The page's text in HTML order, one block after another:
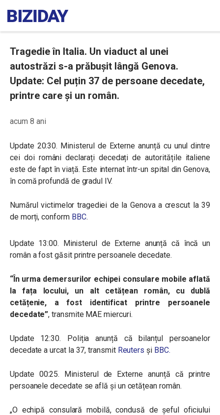
Tragedie în Italia. Un viaduct al unei
autostrăzi s-a prăbușit lângă Genova.
Update: Cel puțin 37 de persoane decedate,
printre care și un român.
acum 8 ani
Update 20:30. Ministerul de Externe anunță cu unul dintre
cei doi români declarați decedați de autoritățile italiene
este de fapt în viață. Este internat într-un spital din Genova,
în comă profundă de gradul IV.
Numărul victimelor tragediei de la Genova a crescut la 39
de morți, conform BBC.
Update 13:00. Ministerul de Externe anunță că încă un
român a fost găsit printre persoanele decedate.
“În urma demersurilor echipei consulare mobile aflată
la fața locului, un alt cetățean român, cu dublă
cetățenie, a fost identificat printre persoanele
decedate”, transmite MAE miercuri.
Update 12:30. Poliția anunță că bilanțul persoanelor
decedate a urcat la 37, transmit Reuters șiBBC.
Update 00:25. Ministerul de Externe anunță că printre
persoanele decedate se află și un cetățean român.
„O echipă consulară mobilă, condusă de șeful oficiului